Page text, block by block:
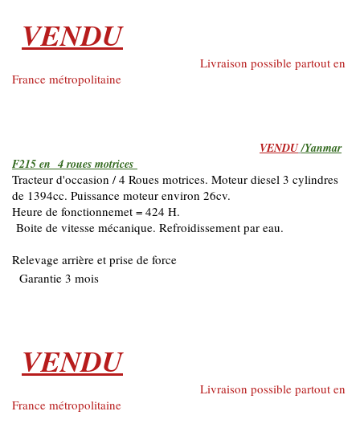
VENDU
Livraison possible partout en
France métropolitaine
VENDU /Yanmar
F215 en 4 roues motrices
Tracteur d'occasion / 4 Roues motrices. Moteur diesel 3 cylindres
de 1394cc. Puissance moteur environ 26cv.
Heure de fonctionnemet = 424 H.
Boite de vitesse mécanique. Refroidissement par eau.
Relevage arrière et prise de force
Garantie 3 mois
VENDU
Livraison possible partout en
France métropolitaine